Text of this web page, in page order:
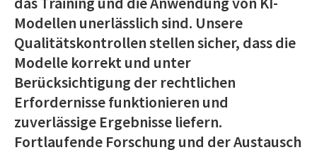
Modellen unerlässlich sind. Unsere
Qualitätskontrollen stellen sicher, dass die
Modelle korrekt und unter
Berücksichtigung der rechtlichen
Erfordernisse funktionieren und
zuverlässige Ergebnisse liefern.
Fortlaufende Forschung und der Austausch